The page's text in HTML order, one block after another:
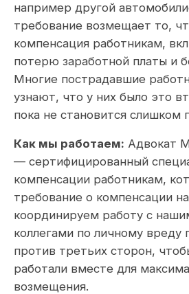
например другой
требование возмещает то,
компенсация работникам,
потерю заработной платы и
Многие пострадавшие
узнают, что у них было это
пока не становится слишком
Как мы работаем: Адвокат
— сертифицированный
компенсации работникам,
требование о компенсации
координируем работу с
коллегами по личному вреду
против третьих сторон,
работали вместе для
возмещения.